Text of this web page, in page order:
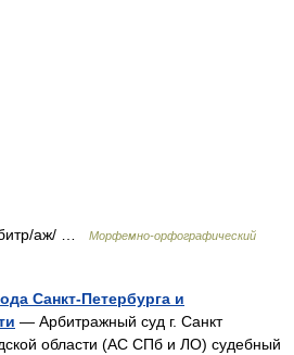
аж/ …
Морфемно-орфографический
Санкт-Петербурга и
— Арбитражный суд г. Санкт
области (АС СПб и ЛО) судебный